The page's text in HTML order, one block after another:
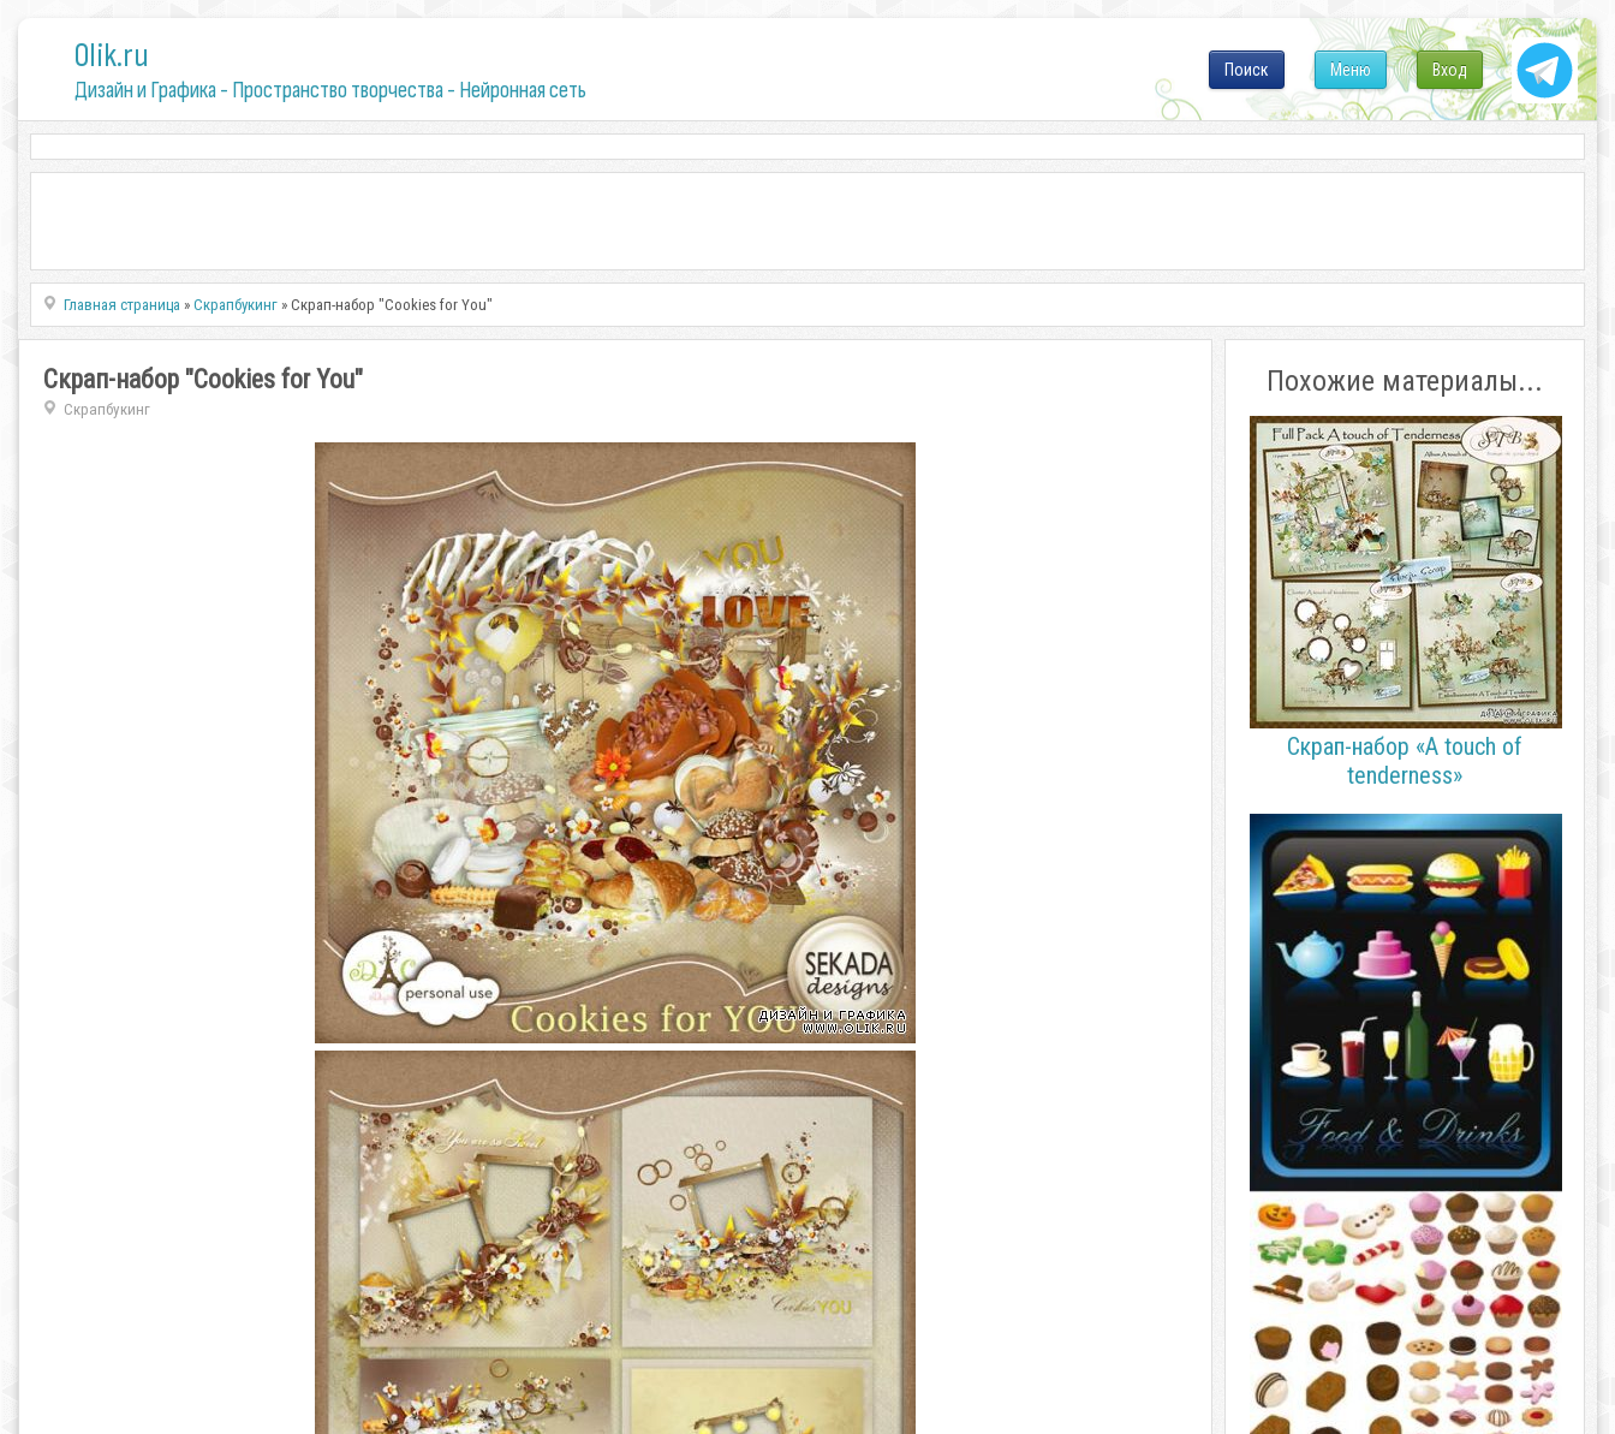
0lik.ru
Дизайн и Графика - Пространство творчества - Нейронная сеть
Вход
Меню
Поиск
Главная страница »Скрапбукинг » Скрап-набор "Cookies for You"
Скрап-набор "Cookies for You"
Скрапбукинг
Похожие материалы...
Скрап-набор «A touch of
tenderness»